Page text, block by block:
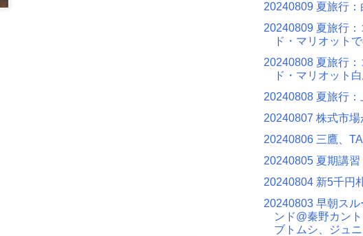
20240809 夏旅行
20240809 夏旅行
ド・マリオット
20240808 夏旅行
ド・マリオット
20240808 夏旅行：
20240807 株式市
20240806 三鷹、
20240805 夏期講習
20240804 新5千円
20240803 早朝ス
ンド@秦野カン
ブトムシ、ジュ